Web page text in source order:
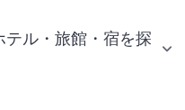
ル・旅館・宿を探